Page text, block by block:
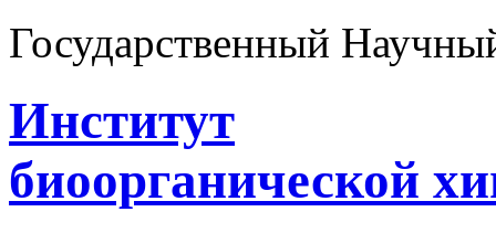
Государственный
Институт
биоорганической